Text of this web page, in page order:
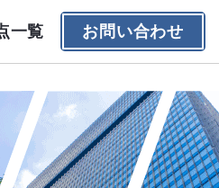
一覧 お問い合わせ